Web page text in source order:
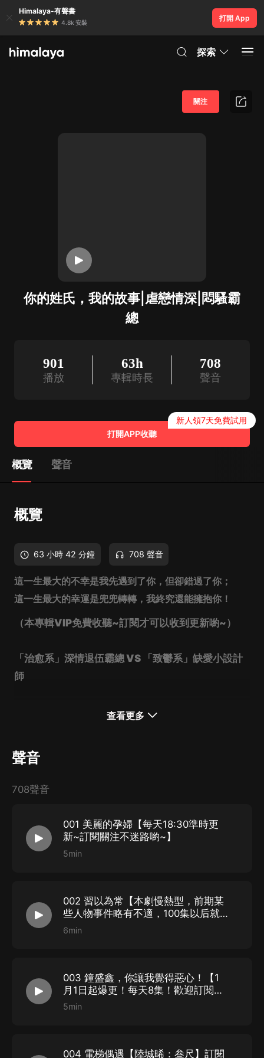
Himalaya-有聲書
4.8k 安裝
打開 App
探索
你的姓氏，我的故事|虐戀情深|悶騷霸
總
關注
901
播放
63h
專輯時長
708
聲音
打開APP收聽
新人領7天免費試用
概覽 聲音
概覽
63 小時 42 分鐘 708 聲音
這一生最大的不幸是我先遇到了你，但卻錯過了你；
這一生最大的幸運是兜兜轉轉，我終究還能擁抱你！
（本專輯VIP免費收聽~訂閱才可以收到更新喲~）
「治愈系」深情退伍霸總 VS 「致鬱系」缺愛小設計
師
（咱就說，遇到渣渣呢，該斷就得斷，
也許不小心撞到一個對的TA也說不定！）
【作者】
陌曲寒
作品包括：《你的姓氏，我的故事》、《半路婚情》、
起伏、扣人心弦。
更新頻率
※
2022年12月27日起 首發15集，
聽書福利
※
詳見最下方海報！
哇！小可耐看到這兒啦~mua！mua！mua！
查看更多
聲音
708聲音
001 美麗的孕婦【每天18:30準時更
新~訂閱關注不迷路喲~】
5min
002 習以為常【本劇慢熱型，前期某
些人物事件略有不適，100集以后就
好了】
6min
003 鐘盛鑫，你讓我覺得惡心！【1
月1日起爆更！每天8集！歡迎訂閱收
聽！】
5min
004 電梯偶遇【陸城晞：叁尺】訂閱